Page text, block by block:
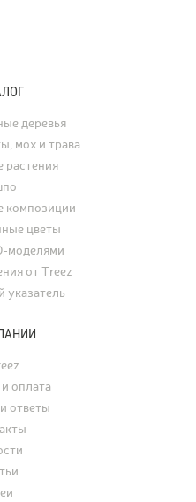
применяют для
интерьеров.
и других мероприятий.
деревья
мох и трава
растения
композиции
цветы
моделями
от Treez
оплата
ответы